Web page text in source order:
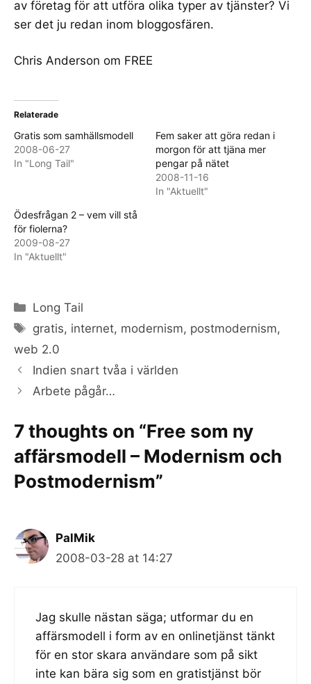
av företag för att utföra olika typer av tjänster? Vi
ser det ju redan inom bloggosfären.
Chris Anderson om FREE
Relaterade
Gratis som samhällsmodell
2008-06-27
In "Long Tail"
Fem saker att göra redan i
morgon för att tjäna mer
pengar på nätet
2008-11-16
In "Aktuellt"
Ödesfrågan 2 – vem vill stå
för fiolerna?
2009-08-27
In "Aktuellt"
Categories
Long Tail
Tags
gratis, internet, modernism, postmodernism,
web 2.0
Indien snart tvåa i världen
Arbete pågår…
7 thoughts on “Free som ny
affärsmodell – Modernism och
Postmodernism”
PalMik
2008-03-28 at 14:27
Jag skulle nästan säga; utformar du en
affärsmodell i form av en onlinetjänst tänkt
för en stor skara användare som på sikt
inte kan bära sig som en gratistjänst bör